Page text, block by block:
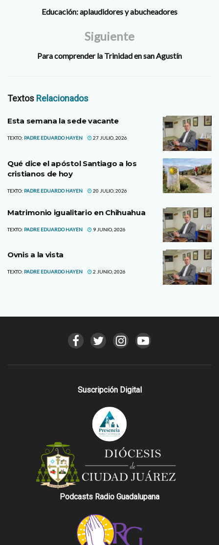
Educación: aplaudidores y abucheadores
Siguiente
Para comprender la Trinidad en san Agustín
Textos Relacionados
Esta semana la sede vacante
TEXTO: PADRE EDUARDO HAYEN 27 JULIO, 2026
Qué dice el apóstol Santiago a los
cristianos de hoy
TEXTO: PADRE EDUARDO HAYEN 20 JULIO, 2026
Matrimonio igualitario en Chihuahua
TEXTO: PADRE EDUARDO HAYEN 9 JUNIO, 2026
Ovnis a la vista
TEXTO: PADRE EDUARDO HAYEN 2 JUNIO, 2026
Suscripción Digital
Podcasts Radio Guadalupana